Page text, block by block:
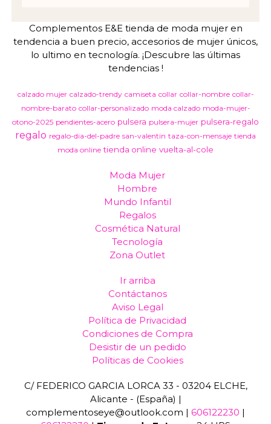
Complementos E&E tienda de moda mujer en
tendencia a buen precio, accesorios de mujer únicos,
lo ultimo en tecnología. ¡Descubre las últimas
tendencias !
calzado mujer calzado-trendy camiseta collar collar-nombre collar-
nombre-barato collar-personalizado moda calzado moda-mujer-
otono-2025 pendientes-acero pulsera pulsera-mujer pulsera-regalo
regalo regalo-dia-del-padre san-valentin taza-con-mensaje tienda
moda online tienda online vuelta-al-cole
Moda Mujer
Hombre
Mundo Infantil
Regalos
Cosmética Natural
Tecnología
Zona Outlet
Ir arriba
Contáctanos
Aviso Legal
Política de Privacidad
Condiciones de Compra
Desistir de un pedido
Políticas de Cookies
C/ FEDERICO GARCIA LORCA 33 - 03204 ELCHE,
Alicante - (España) |
complementoseye@outlook.com | 606122230 |